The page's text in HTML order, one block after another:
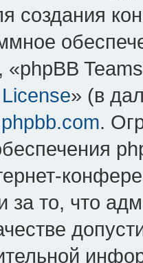
создания
«phpBB
» (в
.
за то, что